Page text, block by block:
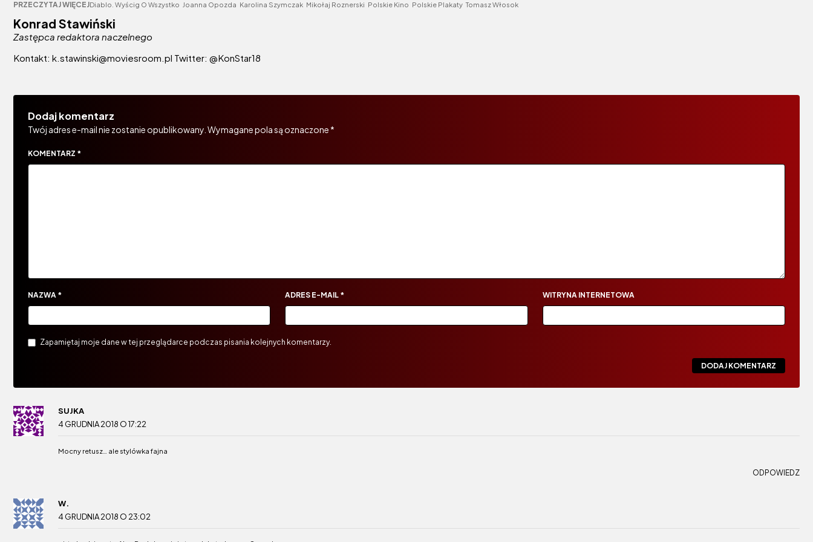
PRZECZYTAJ WIĘCEJDiablo. Wyścig O Wszystko Joanna Opozda Karolina Szymczak Mikołaj Roznerski Polskie Kino Polskie Plakaty Tomasz Włosok
Konrad Stawiński
Zastępca redaktora naczelnego
Kontakt: k.stawinski@moviesroom.pl Twitter: @KonStar18
Dodaj komentarz
Twój adres e-mail nie zostanie opublikowany. Wymagane pola są oznaczone *
KOMENTARZ *
NAZWA * ADRES E-MAIL * WITRYNA INTERNETOWA
Zapamiętaj moje dane w tej przeglądarce podczas pisania kolejnych komentarzy.
SUJKA
4 GRUDNIA 2018 O 17:22
Mocny retusz… ale stylówka fajna
ODPOWIEDZ
W.
4 GRUDNIA 2018 O 23:02